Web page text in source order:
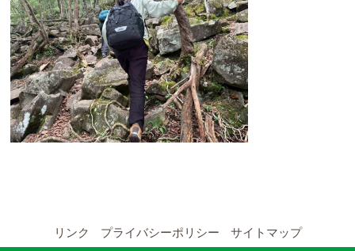
週末コース
短期コース
留学コースのご案内
短期コース
リンク プライバシーポリシー サイトマップ